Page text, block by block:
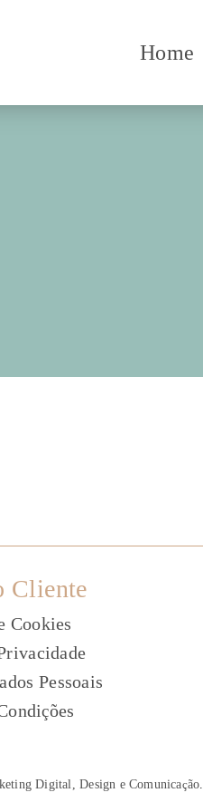
Home
Cliente
Cookies
Pessoais
ções
Digital, Design e Comunicação.